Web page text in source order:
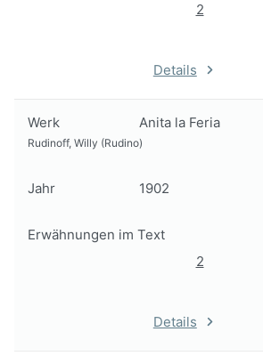
2
Details
Werk Anita la Feria
Rudinoff, Willy (Rudino)
Jahr 1902
Erwähnungen im Text
2
Details